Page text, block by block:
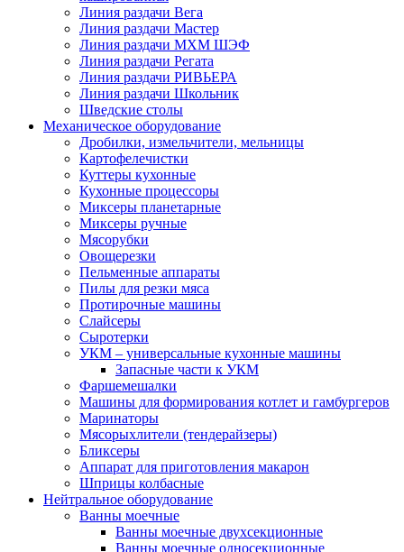
Линия раздачи Вега
Линия раздачи Мастер
Линия раздачи МХМ ШЭФ
Линия раздачи Регата
Линия раздачи РИВЬЕРА
Линия раздачи Школьник
Шведские столы
Механическое оборудование
Дробилки, измельчители, мельницы
Картофелечистки
Куттеры кухонные
Кухонные процессоры
Миксеры планетарные
Миксеры ручные
Мясорубки
Овощерезки
Пельменные аппараты
Пилы для резки мяса
Протирочные машины
Слайсеры
Сыротерки
УКМ – универсальные кухонные машины
Запасные части к УКМ
Фаршемешалки
Машины для формирования котлет и гамбургеров
Маринаторы
Мясорыхлители (тендерайзеры)
Бликсеры
Аппарат для приготовления макарон
Шприцы колбасные
Нейтральное оборудование
Ванны моечные
Ванны моечные двухсекционные
Ванны моечные односекционные